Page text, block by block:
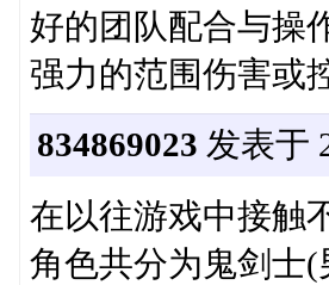
好的团队配合与操
强力的范围伤害或
834869023 发表于
在以往游戏中接触
角色共分为鬼剑士